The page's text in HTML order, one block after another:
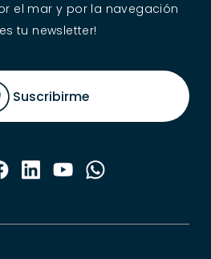
el mar y por la navegación
tu newsletter!
Suscribirme